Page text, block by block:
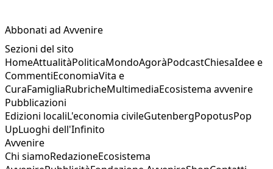
Abbonati ad Avvenire
Sezioni del sito
HomeAttualitàPoliticaMondoAgoràPodcastChiesaIdee e
CommentiEconomiaVita e
CuraFamigliaRubricheMultimediaEcosistema avvenire
Pubblicazioni
Edizioni localiL'economia civileGutenbergPopotusPop
UpLuoghi dell'Infinito
Avvenire
Chi siamoRedazioneEcosistema